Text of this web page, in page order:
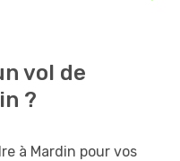
vol de
?
à Mardin pour vos